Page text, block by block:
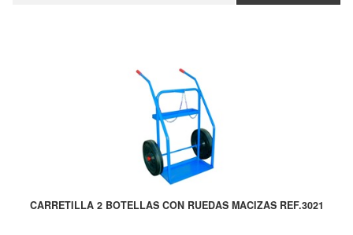
CARRETILLA 2 BOTELLAS CON RUEDAS MACIZAS REF.3021